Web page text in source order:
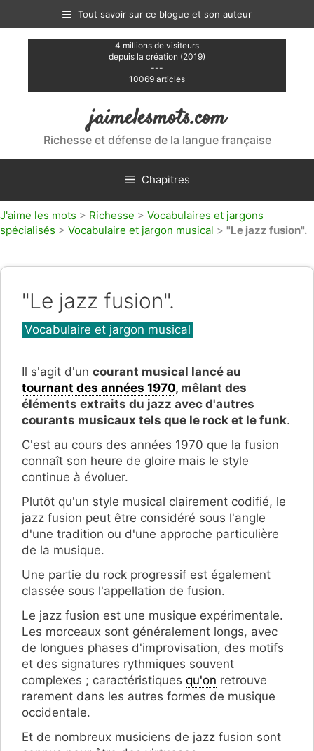
contenu
Tout savoir sur ce blogue et son auteur
4 millions de visiteurs
depuis la création (2019)
---
10069 articles
jaimelesmots.com
Richesse et défense de la langue française
Chapitres
J'aime les mots > Richesse > Vocabulaires et jargons
spécialisés > Vocabulaire et jargon musical > "Le jazz fusion".
"Le jazz fusion".
Catégories
Vocabulaire et jargon musical
Il s'agit d'un courant musical lancé au
tournant des années 1970, mêlant des
éléments extraits du jazz avec d'autres
courants musicaux tels que le rock et le funk.
C'est au cours des années 1970 que la fusion
connaît son heure de gloire mais le style
continue à évoluer.
Plutôt qu'un style musical clairement codifié, le
jazz fusion peut être considéré sous l'angle
d'une tradition ou d'une approche particulière
de la musique.
Une partie du rock progressif est également
classée sous l'appellation de fusion.
Le jazz fusion est une musique expérimentale.
Les morceaux sont généralement longs, avec
de longues phases d'improvisation, des motifs
et des signatures rythmiques souvent
complexes ; caractéristiques qu'on retrouve
rarement dans les autres formes de musique
occidentale.
Et de nombreux musiciens de jazz fusion sont